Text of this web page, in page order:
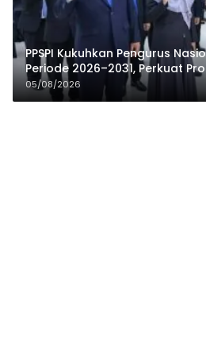
PPSPI Kukuhkan Pengurus
Periode 2026–2031, Perkuat
Publik
05/08/2026